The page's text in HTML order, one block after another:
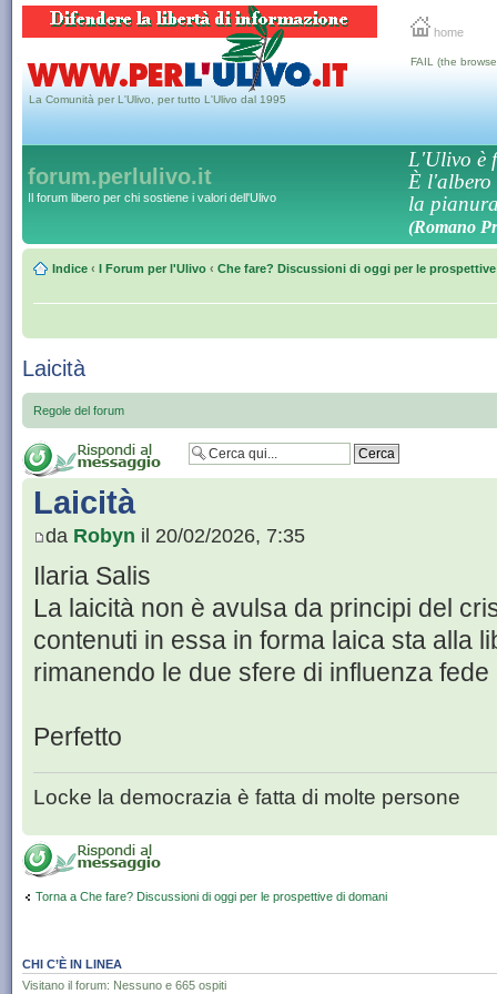
home
La Comunità per L'Ulivo, per tutto L'Ulivo dal 1995
FAIL (the
forum.perlulivo.it
Il forum libero per chi sostiene i valori dell'Ulivo
L'Ulivo è
È l'albero
la
(Romano
Indice ‹ I Forum per l'Ulivo ‹ Che fare? Discussioni di oggi per le
Laicità
Regole del forum
Laicità
da Robyn il 20/02/2026, 7:35
Ilaria Salis
La laicità non è avulsa da principi del
contenuti in essa in forma laica sta alla
rimanendo le due sfere di influenza
Perfetto
Locke la democrazia è fatta di molte persone
Torna a Che fare? Discussioni di oggi per le prospettive di domani
CHI C’È IN LINEA
Visitano il forum: Nessuno e 665 ospiti